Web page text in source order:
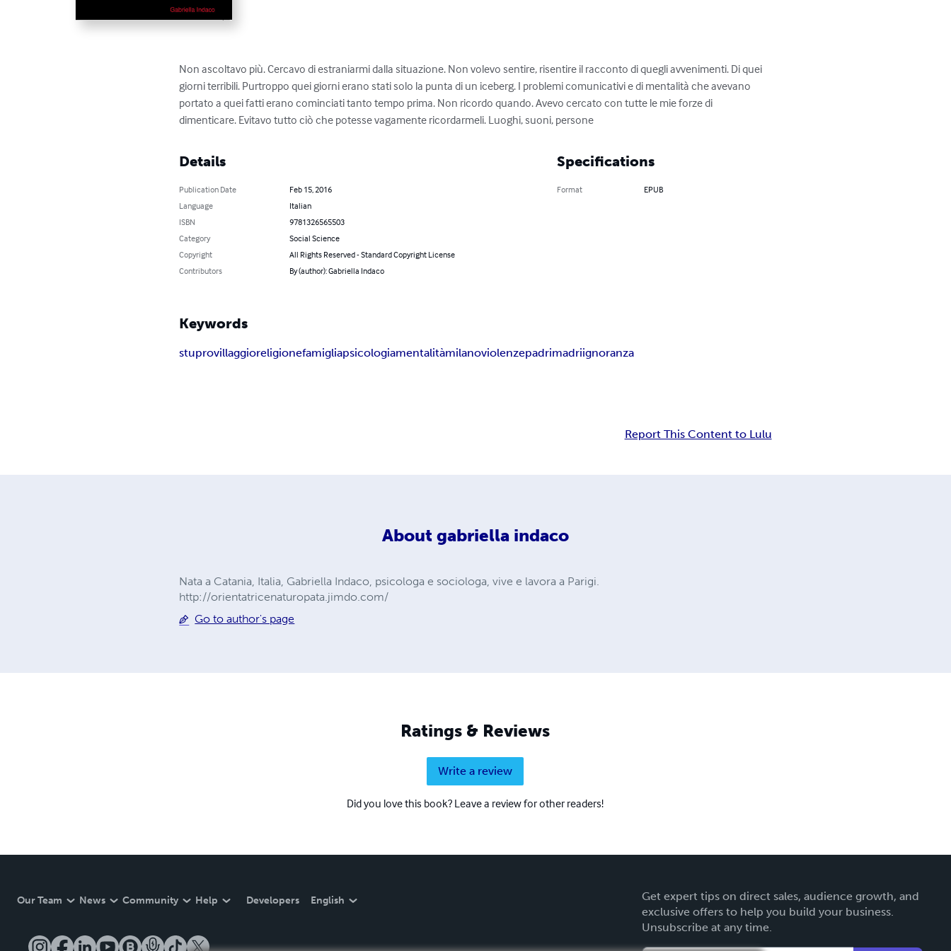
Non ascoltavo più. Cercavo di estraniarmi dalla situazione. Non volevo sentire, risentire il racconto di quegli avvenimenti. Di quei
giorni terribili. Purtroppo quei giorni erano stati solo la punta di un iceberg. I problemi comunicativi e di mentalità che avevano
portato a quei fatti erano cominciati tanto tempo prima. Non ricordo quando. Avevo cercato con tutte le mie forze di
dimenticare. Evitavo tutto ciò che potesse vagamente ricordarmeli. Luoghi, suoni, persone
Details
Publication Date
Feb 15, 2016
Language
Italian
ISBN
9781326565503
Category
Social Science
Copyright
All Rights Reserved - Standard Copyright License
Contributors
By (author): Gabriella Indaco
Specifications
Format EPUB
Keywords
stuprovillaggioreligionefamigliapsicologiamentalitàmilanoviolenzepadrimadriignoranza
Report This Content to Lulu
About gabriella indaco
Nata a Catania, Italia, Gabriella Indaco, psicologa e sociologa, vive e lavora a Parigi.
http://orientatricenaturopata.jimdo.com/
Go to author's page
Ratings & Reviews
Write a review
Did you love this book? Leave a review for other readers!
Our Team News Community Help Developers English
Get expert tips on direct sales, audience growth, and
exclusive offers to help you build your business.
Unsubscribe at any time.